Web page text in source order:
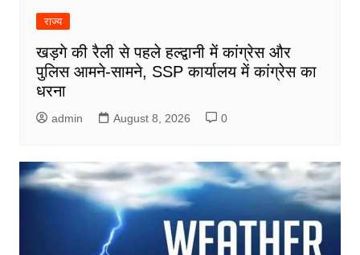
राज्य
खड़गे की रैली से पहले हल्द्वानी में कांग्रेस और
पुलिस आमने-सामने, SSP कार्यालय में कांग्रेस का
धरना
admin August 8, 2026 0